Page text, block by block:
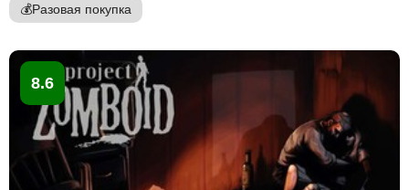
💰Разовая покупка
8.6